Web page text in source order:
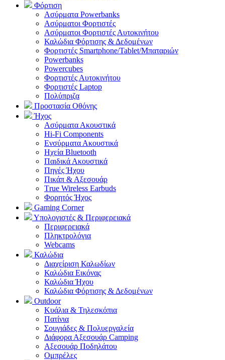
Φόρτιση
Ασύρματα Powerbanks
Aσύρματοι Φορτιστές
Ασύρματοι Φορτιστές Αυτοκινήτου
Καλώδια Φόρτισης & Δεδομένων
Φορτιστές Smartphone/Tablet/Μπαταριών
Powerbanks
Powercubes
Φορτιστές Αυτοκινήτου
Φορτιστές Laptop
Πολύπριζα
Προστασία Οθόνης
Ήχος
Ασύρματα Ακουστικά
Hi-Fi Components
Ενσύρματα Ακουστικά
Ηχεία Bluetooth
Παιδικά Ακουστικά
Πηγές Ήχου
Πικάπ & Αξεσουάρ
Τrue Wireless Earbuds
Φορητός Ήχος
Gaming Corner
Υπολογιστές & Περιφερειακά
Περιφερειακά
Πληκτρολόγια
Webcams
Καλώδια
Διαχείριση Καλωδίων
Καλώδια Εικόνας
Καλώδια Ήχου
Καλώδια Φόρτισης & Δεδομένων
Outdoor
Κυάλια & Τηλεσκόπια
Πατίνια
Σουγιάδες & Πολυεργαλεία
Διάφορα Αξεσουάρ Camping
Αξεσουάρ Ποδηλάτου
Ομπρέλες